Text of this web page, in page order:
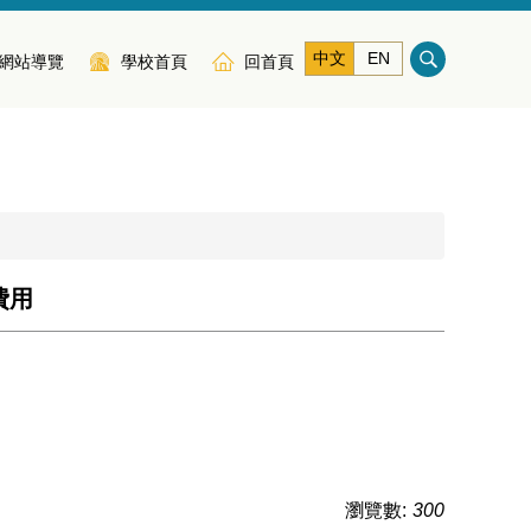
站導覽 學校首頁 回首頁 中文 EN
用
瀏覽數: 300